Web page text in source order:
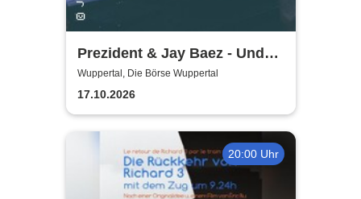
Prezident & Jay Baez - Und
dann lerne es zu lieben - Tour
2026/27
Wuppertal, Die Börse Wuppertal
17.10.2026
20:00 Uhr